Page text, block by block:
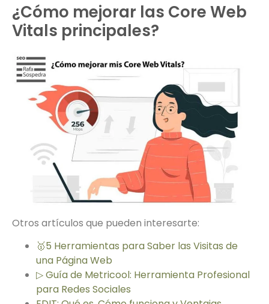
¿Cómo mejorar las Core Web
Vitals principales?
Otros artículos que pueden interesarte:
🥇5 Herramientas para Saber las Visitas de
una Página Web
▷ Guía de Metricool: Herramienta Profesional
para Redes Sociales